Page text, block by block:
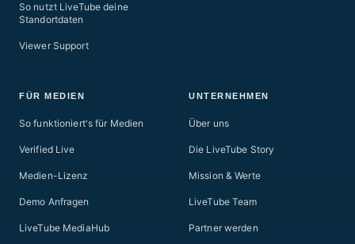
So nutzt LiveTube deine
Standortdaten
Viewer Support
FÜR MEDIEN
So funktioniert's für Medien
Verified Live
Medien-Lizenz
Demo Anfragen
LiveTube MediaHub
UNTERNEHMEN
Über uns
Die LiveTube Story
Mission & Werte
LiveTube Team
Partner werden